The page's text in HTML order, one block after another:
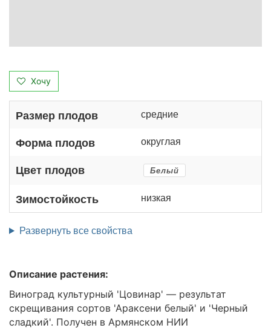
Хочу
Размер плодов средние
Форма плодов округлая
Цвет плодов Белый
Зимостойкость низкая
Развернуть все свойства
Описание растения:
Виноград культурный 'Цовинар' — результат
скрещивания сортов 'Араксени белый' и 'Черный
сладкий'. Получен в Армянском НИИ